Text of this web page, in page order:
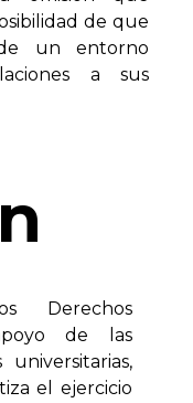
de que
un entorno
a sus
Derechos
de las
el ejercicio